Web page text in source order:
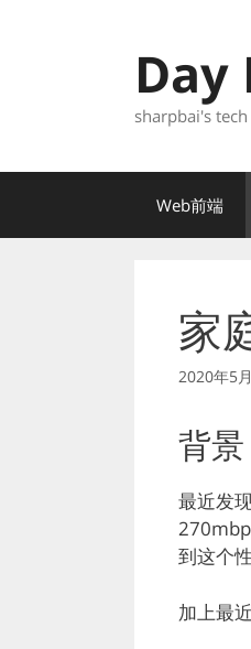
Day
sharpbai's
Web前端
家
2020年5
背景
最近发
到这个
加上最